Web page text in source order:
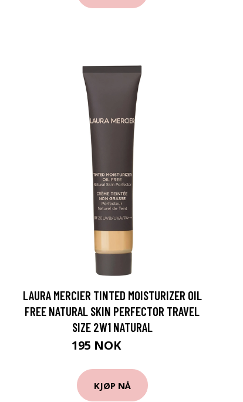
LAURA MERCIER TINTED MOISTURIZER OIL
FREE NATURAL SKIN PERFECTOR TRAVEL
SIZE 2W1 NATURAL
195 NOK
KJØP NÅ